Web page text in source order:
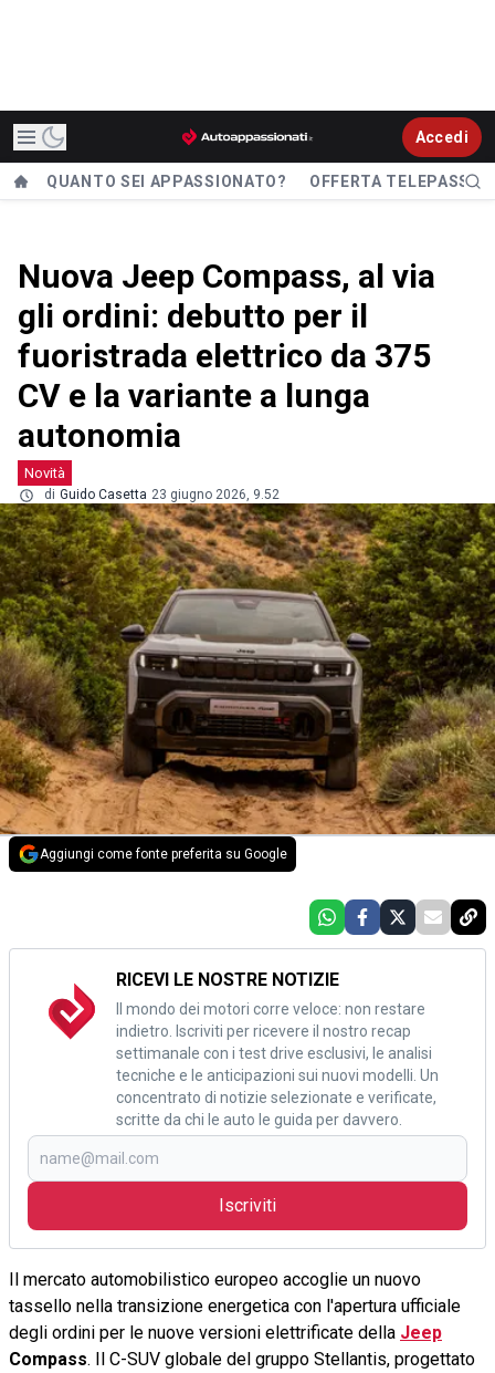
Accedi
QUANTO SEI APPASSIONATO? OFFERTA TELEPASS
Nuova Jeep Compass, al via
gli ordini: debutto per il
fuoristrada elettrico da 375
CV e la variante a lunga
autonomia
Novità
di Guido Casetta 23 giugno 2026, 9.52
Aggiungi come fonte preferita su Google
RICEVI LE NOSTRE NOTIZIE
Il mondo dei motori corre veloce: non restare
indietro. Iscriviti per ricevere il nostro recap
settimanale con i test drive esclusivi, le analisi
tecniche e le anticipazioni sui nuovi modelli. Un
concentrato di notizie selezionate e verificate,
scritte da chi le auto le guida per davvero.
Iscriviti
Il mercato automobilistico europeo accoglie un nuovo
tassello nella transizione energetica con l'apertura ufficiale
degli ordini per le nuove versioni elettrificate della Jeep
Compass. Il C-SUV globale del gruppo Stellantis, progettato